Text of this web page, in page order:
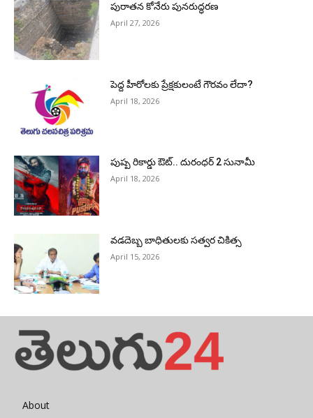
పురాత‌న కోనేరు పున‌రుద్ధ‌ర‌ణ
April 27, 2026
పెద్ద హీరోల‌కు ప్రేక్ష‌కులంటే గౌర‌వం లేదా?
April 18, 2026
పుష్ప రికార్డు ఔట్‌.. దురంధ‌ర్ 2 సునామీ
April 18, 2026
వడదెబ్బ బాధితులకు సత్వర చికిత్స
April 15, 2026
About